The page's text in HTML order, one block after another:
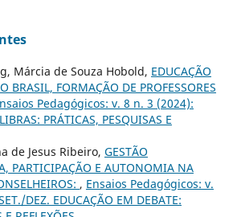
Márcia de Souza Hobold, EDUCAÇÃO
BRASIL, FORMAÇÃO DE PROFESSORES
Pedagógicos: v. 8 n. 3 (2024):
PRÁTICAS, PESQUISAS E
de Jesus Ribeiro, GESTÃO
PARTICIPAÇÃO E AUTONOMIA NA
, Ensaios Pedagógicos: v.
DEZ. EDUCAÇÃO EM DEBATE: